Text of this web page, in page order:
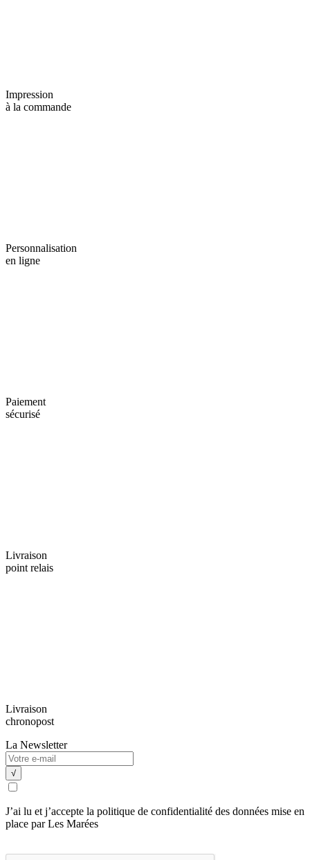
Impression
à la commande
Personnalisation
en ligne
Paiement
sécurisé
Livraison
point relais
Livraison
chronopost
La Newsletter
J’ai lu et j’accepte la politique de confidentialité des données mise en
place par Les Marées